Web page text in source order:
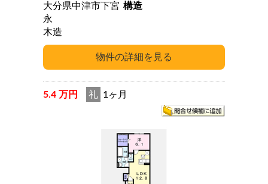
大分県中津市下宮
永
構造
木造
5.4 万円 礼 1ヶ月